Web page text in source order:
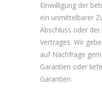
Einwilligung der
ein unmittelbarer
Abschluss oder
Vertrages. Wir
auf Nachfrage
Garantien oder
Garantien.